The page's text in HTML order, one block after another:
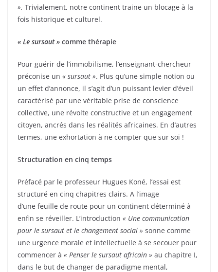
». Trivialement, notre continent traine un blocage à la
fois historique et culturel.
« Le sursaut » comme thérapie
Pour guérir de l’immobilisme, l’enseignant-chercheur
préconise un « sursaut ». Plus qu’une simple notion ou
un effet d’annonce, il s’agit d’un puissant levier d’éveil
caractérisé par une véritable prise de conscience
collective, une révolte constructive et un engagement
citoyen, ancrés dans les réalités africaines. En d’autres
termes, une exhortation à ne compter que sur soi !
Structuration en cinq temps
Préfacé par le professeur Hugues Koné, l’essai est
structuré en cinq chapitres clairs. A l’image
d’une feuille de route pour un continent déterminé à
enfin se réveiller. L’introduction « Une communication
pour le sursaut et le changement social » sonne comme
une urgence morale et intellectuelle à se secouer pour
commencer à « Penser le sursaut africain » au chapitre I,
dans le but de changer de paradigme mental,